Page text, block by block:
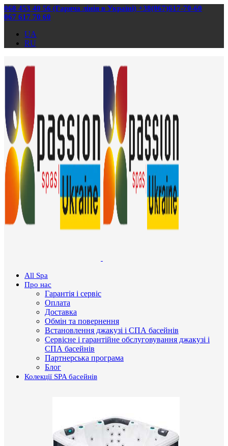
068 453 40 56 (Гаряча лінія в Україні) +38(067)617-70-60
067 617 70 60
UA
RU
All Spa
Про нас
Гарантія і сервіс
Оплата
Доставка
Обмін та повернення
Встановлення джакузі і СПА басейнів
Сервісне і гарантійне обслуговування джакузі і
СПА басейнів
Партнерська програма
Блог
Колекції SPA басейнів